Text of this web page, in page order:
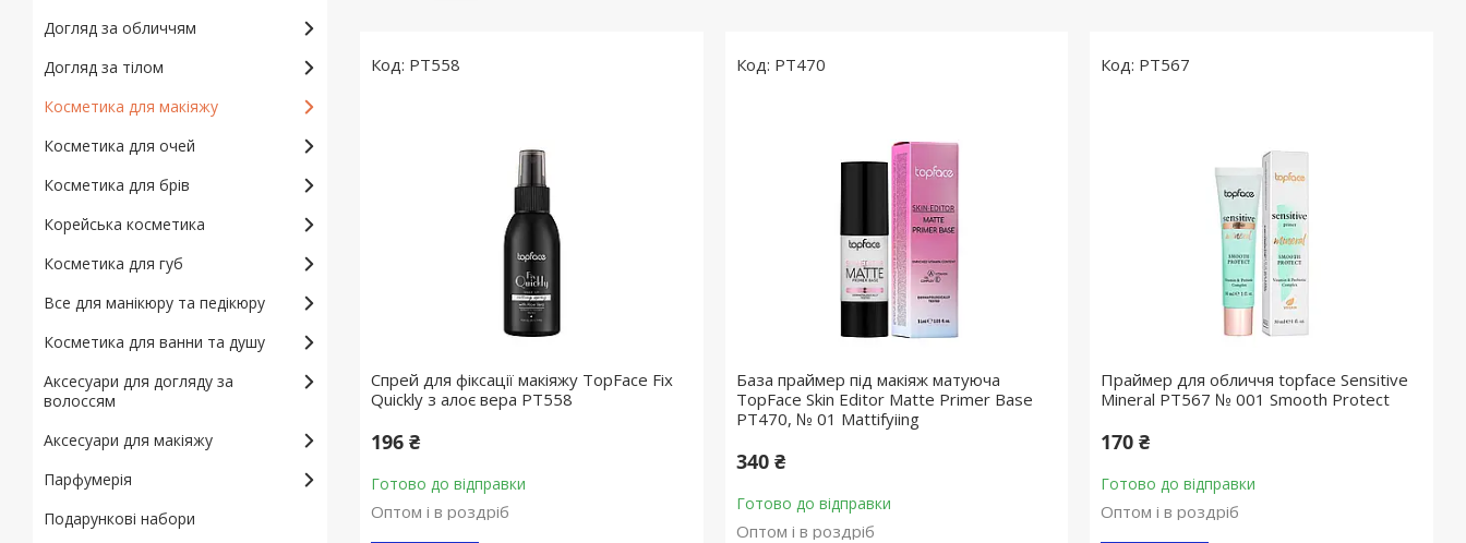
PT558
Спрей для фіксації макіяжу TopFace Fix
Quickly з алоє вера PT558
196 ₴
Готово до відправки
Оптом і в роздріб
PT470
База праймер під макіяж матуюча
TopFace Skin Editor Matte Primer Base
РТ470, № 01 Mattifyiing
340 ₴
Готово до відправки
Оптом і в роздріб
PT567
Праймер для обличчя topface Sensitive
Mineral PT567 № 001 Smooth Protect
170 ₴
Готово до відправки
Оптом і в роздріб
Догляд за обличчям
Догляд за тілом
Косметика для макіяжу
Косметика для очей
Косметика для брів
Корейська косметика
Косметика для губ
Все для манікюру та педікюру
Косметика для ванни та душу
Аксесуари для догляду за
волоссям
Аксесуари для макіяжу
Парфумерія
Подарункові набори